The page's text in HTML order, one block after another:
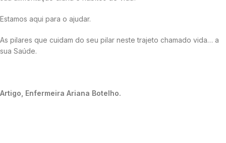
Estamos aqui para o ajudar.
As pilares que cuidam do seu pilar neste trajeto chamado vida… a
sua Saúde.
Artigo, Enfermeira Ariana Botelho.